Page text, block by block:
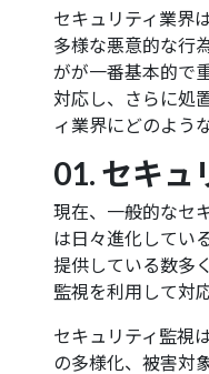
セキュリティ業界
多様な悪意的な行
がが一番基本的で
対応し、さらに処
ィ業界にどのよう
01. セキュ
現在、一般的なセ
は日々進化してい
提供している数多
監視を利用して対
セキュリティ監視
の多様化、被害対